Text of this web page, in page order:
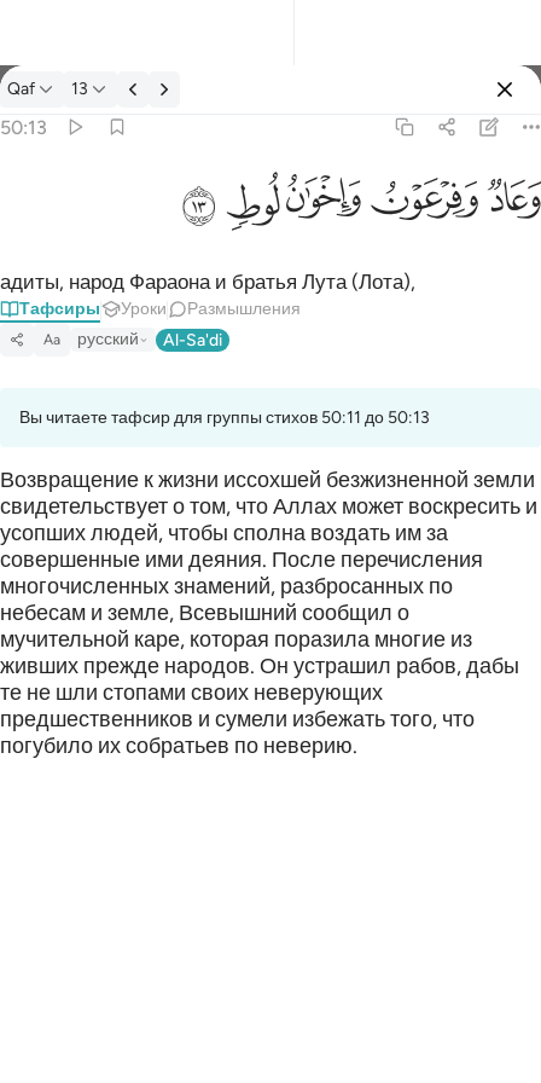
Тафсир: Qaf 50:13
Qaf 13
50:13
وَعَادٌۭ وَفِرْعَوْنُ وَإِخْوَٰنُ لُوطٍۢ ١٣
ﲳﲴﲵﲶﲷ
адиты, народ Фараона и братья Лута (Лота),
Тафсиры Уроки Размышления
Aa русский Al-Sa'di
Вы читаете тафсир для группы стихов 50:11 до 50:13
Возвращение к жизни иссохшей безжизненной земли
свидетельствует о том, что Аллах может воскресить и
усопших людей, чтобы сполна воздать им за
совершенные ими деяния. После перечисления
многочисленных знамений, разбросанных по
небесам и земле, Всевышний сообщил о
мучительной каре, которая поразила многие из
живших прежде народов. Он устрашил рабов, дабы
те не шли стопами своих неверующих
предшественников и сумели избежать того, что
погубило их собратьев по неверию.